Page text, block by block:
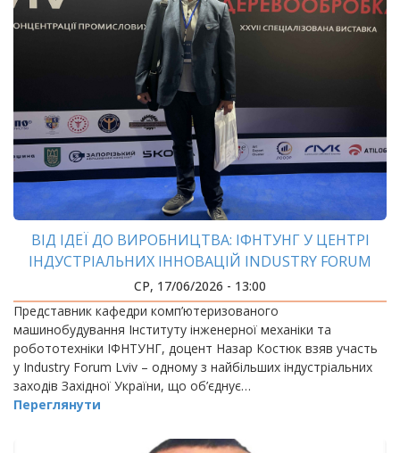
ВІД ІДЕЇ ДО ВИРОБНИЦТВА: ІФНТУНГ У ЦЕНТРІ
ІНДУСТРІАЛЬНИХ ІННОВАЦІЙ INDUSTRY FORUM
LVIV
СР, 17/06/2026 - 13:00
Представник кафедри комп’ютеризованого
машинобудування Інституту інженерної механіки та
робототехніки ІФНТУНГ, доцент Назар Костюк взяв участь
у Industry Forum Lviv – одному з найбільших індустріальних
заходів Західної України, що об’єднує…
Переглянути